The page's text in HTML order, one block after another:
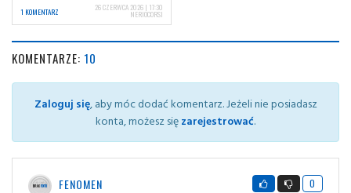
1 KOMENTARZ 26 CZERWCA 2026 | 17:30
NERIOCORSI
KOMENTARZE: 10
Zaloguj się, aby móc dodać komentarz. Jeżeli nie posiadasz
konta, możesz sięzarejestrować.
FENOMEN
0